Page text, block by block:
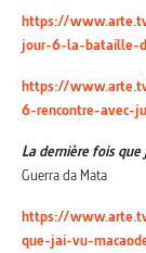
https://
jour-6-la-bataille-
https://
6-rencontre-avec-
La dernière fois que
Guerra da Mata
https://
que-jai-vu-